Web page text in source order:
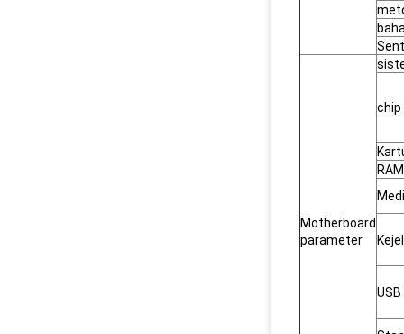
Motherboard
parameter
chip
RAM
USB